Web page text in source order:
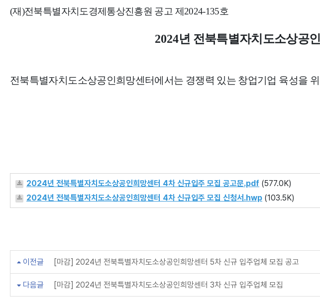
(재)전북특별자치도경제통상진흥원 공고 제2024-135호
2024년 전북특별자치도소상공
전북특별자치도소상공인희망센터에서는 경쟁력 있는 창업기업 육성을
2024년 전북특별자치도소상공인희망센터 4차 신규입주 모집 공고문.pdf (577.0K)
2024년 전북특별자치도소상공인희망센터 4차 신규입주 모집 신청서.hwp (103.5K)
이전글 [마감] 2024년 전북특별자치도소상공인희망센터 5차 신규 입주업체 모집 공고
다음글 [마감] 2024년 전북특별자치도소상공인희망센터 3차 신규 입주업체 모집